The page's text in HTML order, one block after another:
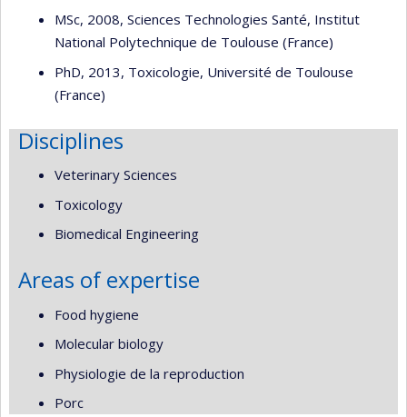
MSc, 2008, Sciences Technologies Santé, Institut
National Polytechnique de Toulouse (France)
PhD, 2013, Toxicologie, Université de Toulouse
(France)
Disciplines
Veterinary Sciences
Toxicology
Biomedical Engineering
Areas of expertise
Food hygiene
Molecular biology
Physiologie de la reproduction
Porc